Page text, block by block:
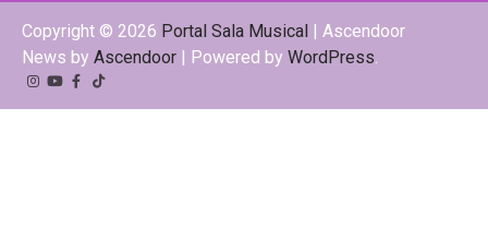
Copyright © 2026 Portal Sala Musical
| Ascendoor
News by Ascendoor | Powered by WordPress.
Instagram
YouTube
Facebook
Tiktok